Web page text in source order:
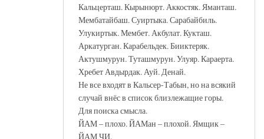
Кальцерташ. Кырынюрт. Аккостяк. Яманташ.
Мембатайбаш. Суиртыка. Сарабайбиль.
Улукиртык. Мембет. Акбулат. Кукташ.
Аркатурган. Карабельдек. Бииктеряк.
Актушмурун. Туташмурун. Улуяр. Караерта.
Хребет Авдырдак. Ауй. Денай.
Не все входят в Кальсер-Табын, но на всякий
случай внёс в список близлежащие горы.
Для поиска смысла.
ЙАМ – плохо. ЙАМан – плохой. Ямщик –
ЙАМ ЧИ.